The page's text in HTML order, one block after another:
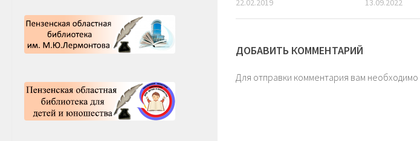
22.02.2019 13.09.2022
ДОБАВИТЬ КОММЕНТАРИЙ
Для отправки комментария вам необходимо